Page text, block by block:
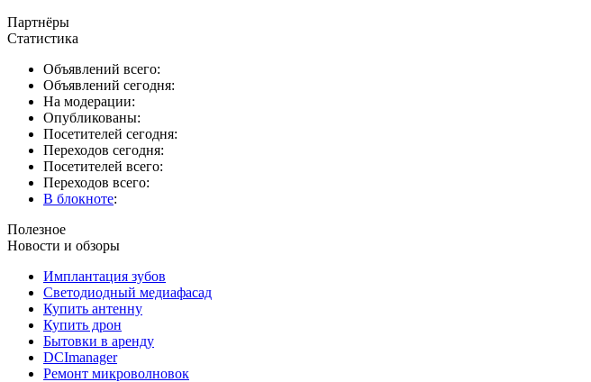
Партнёры
Статистика
Объявлений всего:
Объявлений сегодня:
На модерации:
Опубликованы:
Посетителей сегодня:
Переходов сегодня:
Посетителей всего:
Переходов всего:
В блокноте:
Полезное
Новости и обзоры
Имплантация зубов
Светодиодный медиафасад
Купить антенну
Купить дрон
Бытовки в аренду
DCImanager
Ремонт микроволновок